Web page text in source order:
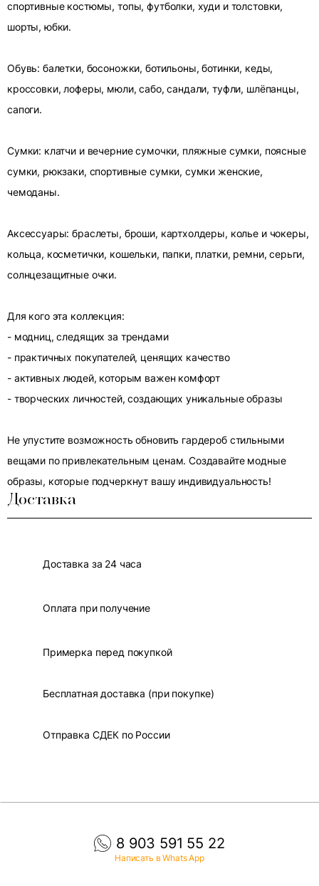
спортивные костюмы, топы, футболки, худи и толстовки,
шорты, юбки.
Обувь: балетки, босоножки, ботильоны, ботинки, кеды,
кроссовки, лоферы, мюли, сабо, сандали, туфли, шлёпанцы,
сапоги.
Сумки: клатчи и вечерние сумочки, пляжные сумки, поясные
сумки, рюкзаки, спортивные сумки, сумки женские,
чемоданы.
Аксессуары: браслеты, броши, картхолдеры, колье и чокеры,
кольца, косметички, кошельки, папки, платки, ремни, серьги,
солнцезащитные очки.
Для кого эта коллекция:
- модниц, следящих за трендами
- практичных покупателей, ценящих качество
- активных людей, которым важен комфорт
- творческих личностей, создающих уникальные образы
Не упустите возможность обновить гардероб стильными
вещами по привлекательным ценам. Создавайте модные
образы, которые подчеркнут вашу индивидуальность!
Доставка
Доставка за 24 часа
Оплата при получение
Примерка перед покупкой
Бесплатная доставка (при покупке)
Отправка СДЕК по России
8 903 591 55 22
Написать в Whats App